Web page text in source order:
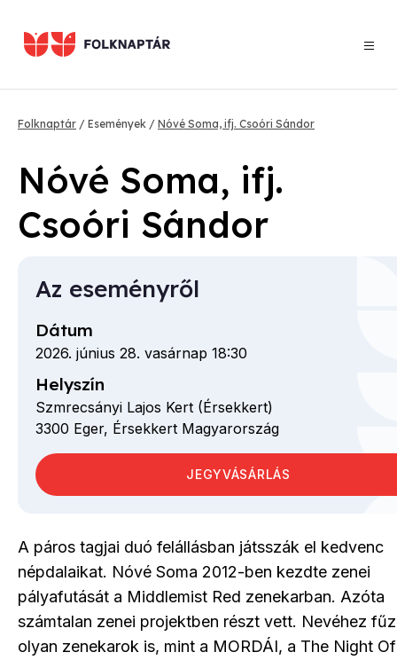
tartalomra
Morzsa
Folknaptár Események Nóvé Soma, ifj. Csoóri Sándor
Nóvé Soma, ifj.
Csoóri Sándor
A páros tagjai duó felállásban játsszák el kedvenc
népdalaikat. Nóvé Soma 2012-ben kezdte zenei
pályafutását a Middlemist Red zenekarban. Azóta
számtalan zenei projektben részt vett. Nevéhez
olyan zenekarok is, mint a MORDÁI, a The Night
Az eseményről
Dátum
2026. június 28. vasárnap 18:30
Helyszín
Szmrecsányi Lajos Kert (Érsekkert)
3300 Eger, Érsekkert Magyarország
JEGYVÁSÁRLÁS